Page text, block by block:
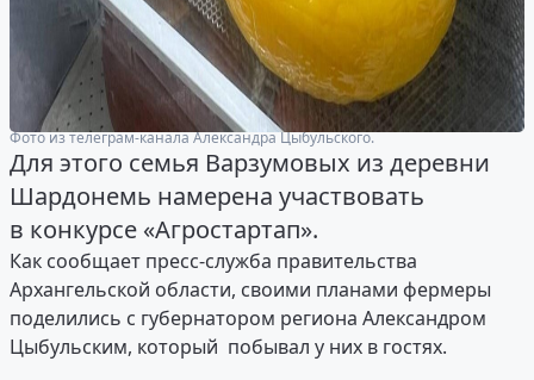
Фото из телеграм-канала Александра Цыбульского.
Для этого семья Варзумовых из деревни
Шардонемь намерена участвовать
в конкурсе «Агростартап».
Как сообщает пресс-служба правительства
Архангельской области, своими планами фермеры
поделились с губернатором региона Александром
Цыбульским, который побывал у них в гостях.